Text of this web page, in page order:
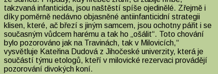
takzvaná infanticida, jsou naštěstí spíše ojedinělé. Zřejmě i
díky poměrně nedávno objasněné antiinfanticidní strategii
klisen, které, ač březí s jiným samcem, jsou ochotny pářit i se
současným vůdcem harému a tak ho „ošálit“. Toto chování
bylo pozorováno jak na Travinách, tak v Milovicích,“
vysvětluje Kateřina Dudová z Jihočeské univerzity, která je
součástí týmu etologů, kteří v milovické rezervaci provádějí
pozorování divokých koní.